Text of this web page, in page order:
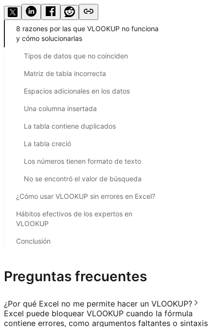
8 razones por las que VLOOKUP no funciona
y cómo solucionarlas
Tipos de datos que no coinciden
Matriz de tabla incorrecta
Espacios adicionales en los datos
Una columna insertada
La tabla contiene duplicados
La tabla creció
Los números tienen formato de texto
No se encontró el valor de búsqueda
¿Cómo usar VLOOKUP sin errores en Excel?
Hábitos efectivos de los expertos en
VLOOKUP
Conclusión
Preguntas frecuentes
¿Por qué Excel no me permite hacer un VLOOKUP?
Excel puede bloquear VLOOKUP cuando la fórmula
contiene errores, como argumentos faltantes o sintaxis